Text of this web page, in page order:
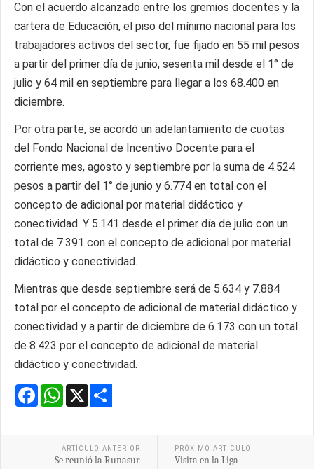
Con el acuerdo alcanzado entre los gremios docentes y la
cartera de Educación, el piso del mínimo nacional para los
trabajadores activos del sector, fue fijado en 55 mil pesos
a partir del primer día de junio, sesenta mil desde el 1° de
julio y 64 mil en septiembre para llegar a los 68.400 en
diciembre.
Por otra parte, se acordó un adelantamiento de cuotas
del Fondo Nacional de Incentivo Docente para el
corriente mes, agosto y septiembre por la suma de 4.524
pesos a partir del 1° de junio y 6.774 en total con el
concepto de adicional por material didáctico y
conectividad. Y 5.141 desde el primer día de julio con un
total de 7.391 con el concepto de adicional por material
didáctico y conectividad.
Mientras que desde septiembre será de 5.634 y 7.884
total por el concepto de adicional de material didáctico y
conectividad y a partir de diciembre de 6.173 con un total
de 8.423 por el concepto de adicional de material
didáctico y conectividad.
Facebook
WhatsApp
ARTÍCULO ANTERIOR
Se reunió la Runasur
PRÓXIMO ARTÍCULO
Visita en la Liga